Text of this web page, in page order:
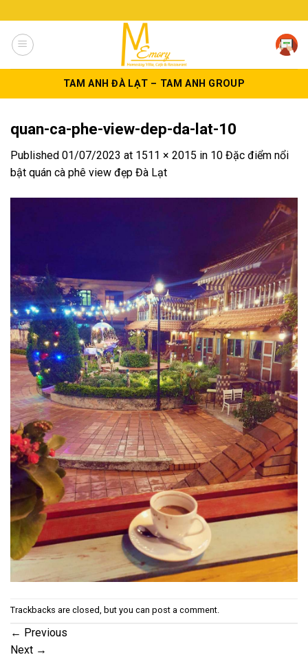
to
content
TAM ANH ĐÀ LẠT – TAM ANH GROUP
quan-ca-phe-view-dep-da-lat-10
Published 01/07/2023 at 1511 × 2015 in 10 Đặc điểm nổi
bật quán cà phê view đẹp Đà Lạt
Trackbacks are closed, but you can post a comment.
← Previous
Next →